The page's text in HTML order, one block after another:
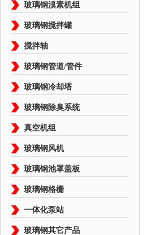
玻璃钢溴素机组
玻璃钢搅拌罐
搅拌轴
玻璃钢管道/管件
玻璃钢冷却塔
玻璃钢除臭系统
真空机组
玻璃钢风机
玻璃钢池罩盖板
玻璃钢格栅
一体化泵站
玻璃钢其它产品